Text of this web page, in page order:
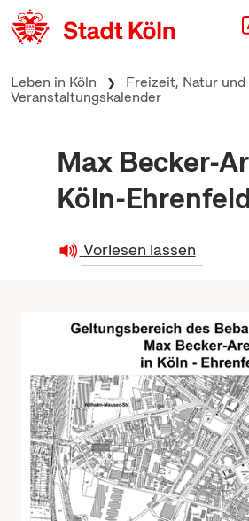
zum Inhalt springen
Leben in Köln
Freizeit, Natur
Veranstaltungskalender
Max Becker-
Köln-
Vorlesen lassen